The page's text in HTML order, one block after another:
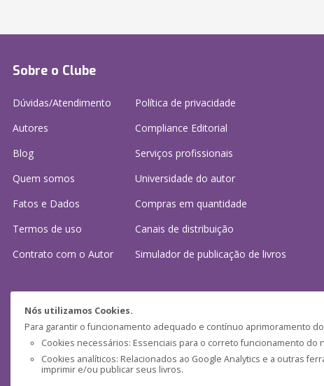
Nós utilizamos Cookies.
Para garantir o funcionamento adequado e contínuo aprimoramento
Cookies necessários: Essenciais para o correto funcionamento
Cookies analíticos: Relacionados ao Google Analytics e a outras
imprimir e/ou publicar seus livros.
Sobre o Clube
Dúvidas/Atendimento
Autores
Blog
Quem somos
Fatos e Dados
Termos de uso
Contrato com o Autor
Política de privacidade
Compliance Editorial
Serviços profissionais
Universidade do autor
Compras em quantidade
Canais de distribuição
Simulador de publicação de livros
Precisa de ajuda?
Perguntas frequentes
Fale conosco: (atendimento@clubedeautores.pt)